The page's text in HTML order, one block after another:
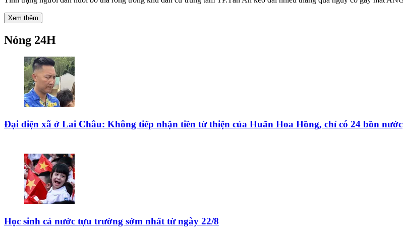
Xem thêm
Nóng 24H
Đại diện xã ở Lai Châu: Không tiếp nhận tiền từ thiện của Huấn Hoa Hồng, chỉ có 24 bồn nước
Học sinh cả nước tựu trường sớm nhất từ ngày 22/8